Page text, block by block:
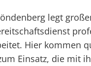
legt
Hier kommen
Einsatz, die mit